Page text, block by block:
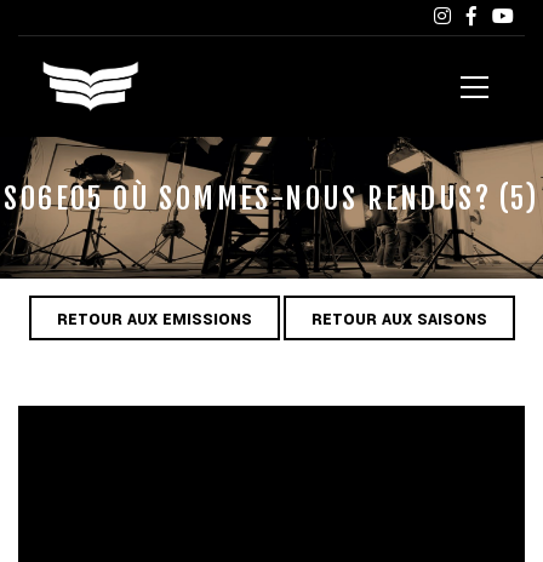
S06E05 OÙ SOMMES-NOUS RENDUS? (5)
RETOUR AUX EMISSIONS RETOUR AUX SAISONS